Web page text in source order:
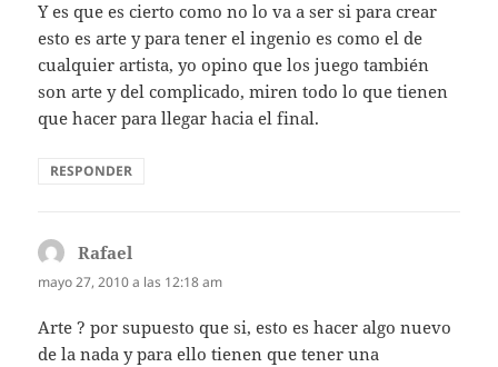
Y es que es cierto como no lo va a ser si para crear
esto es arte y para tener el ingenio es como el de
cualquier artista, yo opino que los juego también
son arte y del complicado, miren todo lo que tienen
que hacer para llegar hacia el final.
RESPONDER
Rafael
mayo 27, 2010 a las 12:18 am
Arte ? por supuesto que si, esto es hacer algo nuevo
de la nada y para ello tienen que tener una